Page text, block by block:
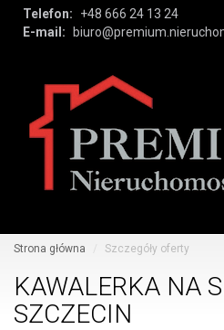
Telefon:
+48 666 24 13 24
E-mail:
Strona główna Szczegóły oferty
KAWALERKA NA
SZCZECIN